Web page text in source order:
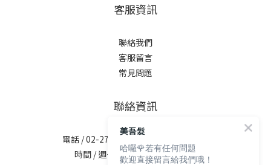
客服資訊
聯絡我們
客服留言
常見問題
聯絡資訊
電話 / 02-2713-6621 (無提供訂購服務)
時間 / 週一至週五 09:30-12:00；
美吾髮
哈囉🌹若有任何問題
歡迎直接留言給我們哦！